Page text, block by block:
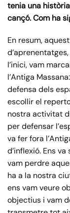
tenia una
cançó. Com ha
En resum,
l’inici, vam
l’Antiga
defensa dels
escollir el
nostra activitat
per defensar
va fer fora
d’inflexió. Ens
vam perdre
ha a la nostra
ens vam veure
objectius i vam